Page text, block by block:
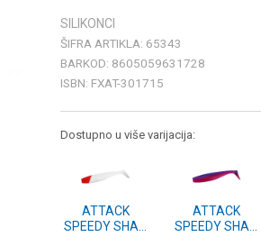
SILIKONCI
ŠIFRA ARTIKLA: 65343
BARKOD: 8605059631728
ISBN: FXAT-301715
Dostupno u više varijacija:
ATTACK
SPEEDY SHAD
ATTACK
SPEEDY SHAD